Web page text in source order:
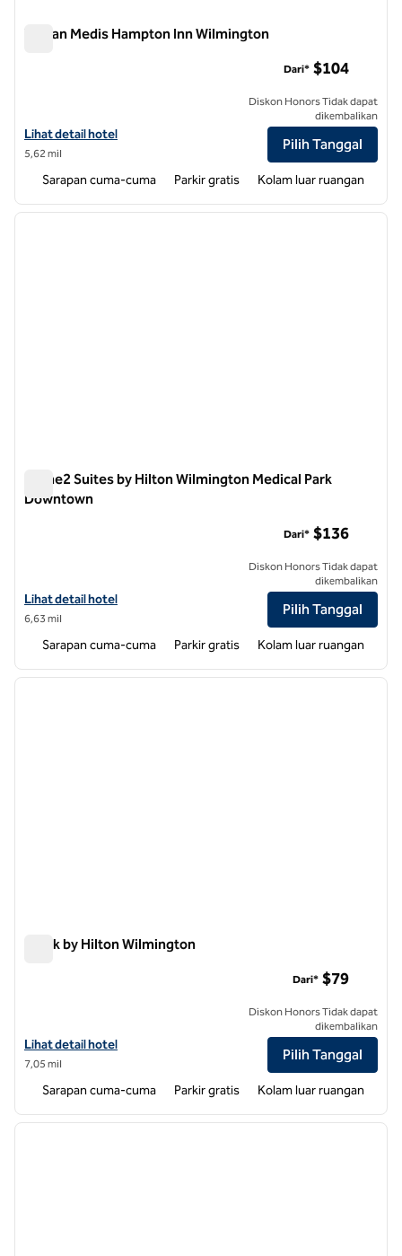
Taman Medis Hampton Inn Wilmington
Lihat detail hotel untuk Taman Medis Hampton Inn Wilmington
Lihat detail hotel
5,62 mil
Dari* $104
Diskon Honors Tidak dapat
dikembalikan
Pilih Tanggal
Sarapan cuma-cuma Parkir gratis Kolam luar ruangan
1 dari 12
Home2 Suites by Hilton Wilmington Medical Park
Downtown
Lihat detail hotel untuk Home2 Suites by Hilton Wilmington Medical
Lihat detail hotel
6,63 mil
Dari* $136
Diskon Honors Tidak dapat
dikembalikan
Pilih Tanggal
Sarapan cuma-cuma Parkir gratis Kolam luar ruangan
1 dari 12
Spark by Hilton Wilmington
Lihat detail hotel untuk Spark by Hilton Wilmington
Lihat detail hotel
7,05 mil
Dari* $79
Diskon Honors Tidak dapat
dikembalikan
Pilih Tanggal
Sarapan cuma-cuma Parkir gratis Kolam luar ruangan
1 dari 12